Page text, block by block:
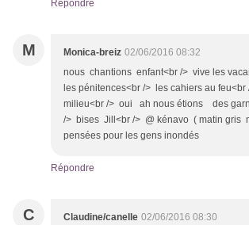
Répondre
M Monica-breiz 02/06/2016 08:32
nous chantions enfant<br /> vive les
les pénitences<br /> les cahiers au
milieu<br /> oui ah nous étions des
/> bises Jill<br /> @ kénavo ( matin gris
pensées pour les gens inondés
Répondre
C Claudine/canelle 02/06/2016 08:30